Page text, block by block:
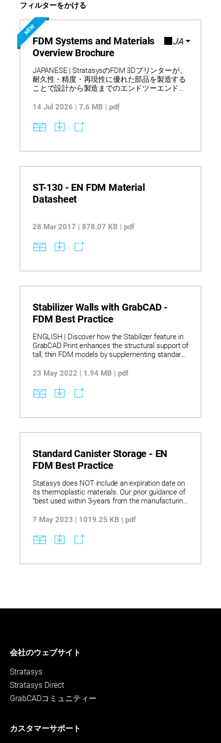
フィルターをかける
NEW
FDM Systems and Materials
Overview Brochure
JA
JAPANESE | StratasysのFDM 3Dプリンターが、
耐久性・精度・再現性に優れた部品を製造する
ことで設計から製造までのエンドツーエンドの
しながら当日中の反復設計を可能にする方法を
から産業用システムまでを網羅し、標準、エン
ジニアリング、高性能といった幅広い熱可塑性
での用途に対応し、強度、耐久性、寸法安定性
合ソフトウェアによりワークフロー効率と造形
イドによってスケーラブルなデジタル製造の導
入を支援します。
14 Jul 2026 | 7.6 MB | pdf
ST-130 - EN FDM Material
Datasheet
28 Mar 2017 | 878.07 KB | pdf
Stabilizer Walls with GrabCAD -
FDM Best Practice
ENGLISH | Discover how the Stabilizer feature in
GrabCAD Print enhances the structural support of
tall, thin FDM models by supplementing standard
improved print stability. Learn to create, edit, and
height, contact points, depth, and shape, while
understanding limitations such as rotation and
Explore best practices for multi-stabilizer designs
through strategic use of stabilizers, all powered
interfaces.
23 May 2022 | 1.94 MB | pdf
Standard Canister Storage - EN
FDM Best Practice
Statasys does NOT include an expiration date on
its thermoplastic materials. Our prior guidance of
“best used within 3-years from the manufacturing
thermoplastics typically do not degrade over time
or other adverse environmental conditions.
7 May 2023 | 1019.25 KB | pdf
会社のウェブサイト
Stratasys
Stratasys Direct
GrabCADコミュニティー
カスタマーサポート